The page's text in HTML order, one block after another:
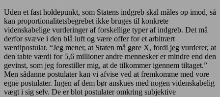
Uden et fast holdepunkt, som Statens indgreb skal måles op imod, så
kan proportionalitetsbegrebet ikke bruges til konkrete
videnskabelige vurderinger af forskellige typer af indgreb. Det må
derfor svæve i den blå luft og være offer for et arbitrært
værdipostulat. “Jeg mener, at Staten må gøre X, fordi jeg vurderer, at
den tabte værdi for 5,6 millioner andre mennesker er mindre end den
gevinst, som jeg forestiller mig, at de tilkommer igennem tiltaget.”
Men sådanne postulater kan vi afvise ved at fremkomme med vore
egne postulater. Ingen af dem bør anskues med nogen videnskabelig
vægt i sig selv. De er blot postulater omkring subjektive